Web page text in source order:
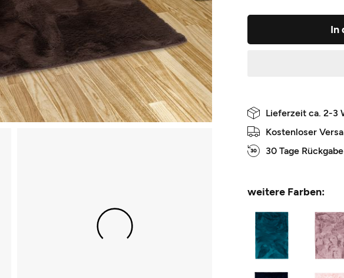
In
Lieferzeit ca. 2-3
Kostenloser
30 Tage
weitere Farben: